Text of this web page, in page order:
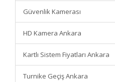
Güvenlik Kamerası
HD Kamera Ankara
Kartlı Sistem Fiyatları Ankara
Turnike Geçiş Ankara